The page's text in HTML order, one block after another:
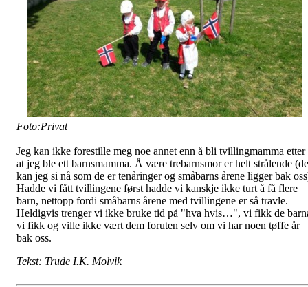
Foto:Privat
Jeg kan ikke forestille meg noe annet enn å bli tvillingmamma etter
at jeg ble ett barnsmamma. Å være trebarnsmor er helt strålende
kan jeg si nå som de er tenåringer og småbarns årene ligger bak
Hadde vi fått tvillingene først hadde vi kanskje ikke turt å få flere
barn, nettopp fordi småbarns årene med tvillingene er så travle.
Heldigvis trenger vi ikke bruke tid på "hva hvis…", vi fikk de
vi fikk og ville ikke vært dem foruten selv om vi har noen tøffe år
bak oss.
Tekst: Trude I.K. Molvik